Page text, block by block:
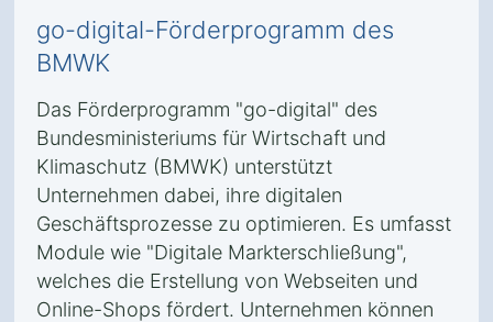
go-digital-Förderprogramm des
BMWK
Das Förderprogramm "go-digital" des
Bundesministeriums für Wirtschaft und
Klimaschutz (BMWK) unterstützt
Unternehmen dabei, ihre digitalen
Geschäftsprozesse zu optimieren. Es umfasst
Module wie "Digitale Markterschließung",
welches die Erstellung von Webseiten und
Online-Shops fördert. Unternehmen können